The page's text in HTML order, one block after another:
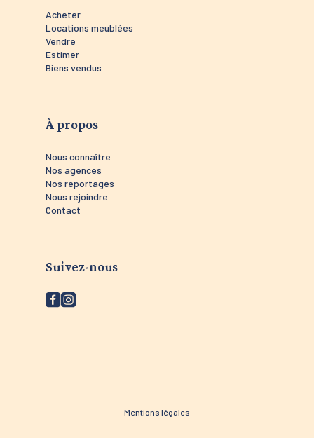
Acheter
Locations meublées
Vendre
Estimer
Biens vendus
À propos
Nous connaître
Nos agences
Nos reportages
Nous rejoindre
Contact
Suivez-nous
Mentions légales